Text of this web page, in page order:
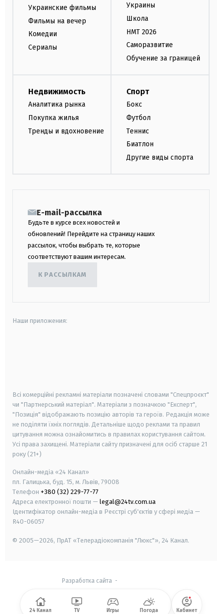
Украинские фильмы
Фильмы на вечер
Комедии
Сериалы
Украины
Школа
НМТ 2026
Саморазвитие
Обучение за границей
Недвижимость
Аналитика рынка
Покупка жилья
Тренды и вдохновение
Спорт
Бокс
Футбол
Теннис
Биатлон
Другие виды спорта
E-mail-рассылка
Будьте в курсе всех новостей и
обновлений! Перейдите на страницу наших
рассылок, чтобы выбрать те, которые
соответствуют вашим интересам.
К РАССЫЛКАМ
Наши приложения:
Всі комерційні рекламні матеріали позначені словами "Спецпроєкт"
чи "Партнерський матеріал". Матеріали з позначкою "Експерт",
"Позиція" відображають позицію авторів та героїв. Редакція може
не поділяти їхніх поглядів. Детальніше щодо реклами та правил
цитування можна ознайомитись в правилах користування сайтом.
Усі права захищені. Матеріали сайту призначені для осіб старше 21
року (21+)
Онлайн-медіа «24 Канал»
пл. Галицька, буд. 15, м. Львів, 79008
Телефон +380 (32) 229-77-77
Адреса електронної пошти — legal@24tv.com.ua
Ідентифікатор онлайн-медіа в Реєстрі суб'єктів у сфері медіа —
R40-06057
© 2005—2026, ПрАТ «Телерадіокомпанія "Люкс"», 24 Канал.
Разработка сайта -
24 Канал TV Игры Погода Кабинет